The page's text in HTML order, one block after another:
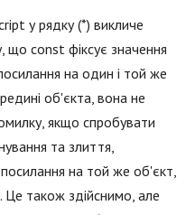
у рядку (*) викличе
що const фіксує значення
на один і той же
об'єкта, вона не
якщо спробувати
та злиття,
на той же об'єкт,
також здійснимо, але